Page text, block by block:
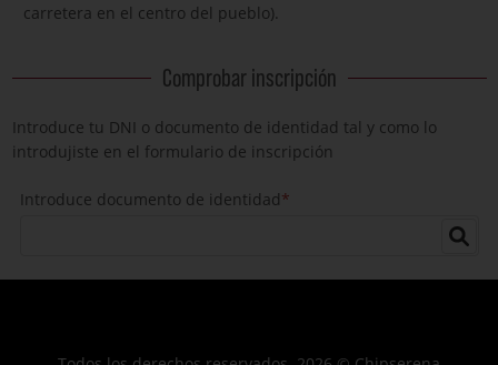
carretera en el centro del pueblo).
Comprobar inscripción
Introduce tu DNI o documento de identidad tal y como lo
introdujiste en el formulario de inscripción
Introduce documento de identidad*